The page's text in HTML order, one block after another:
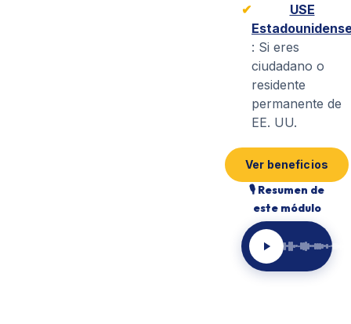
✔
USE
: Si eres
ciudadano o
residente
permanente de
EE. UU.
Ver beneficios
🎙 Resumen de
este módulo